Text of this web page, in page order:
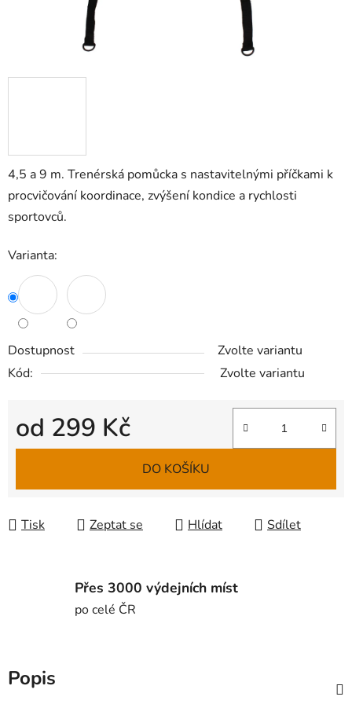
4,5 a 9 m. Trenérská pomůcka s nastavitelnými příčkami k
procvičování koordinace, zvýšení kondice a rychlosti
sportovců.
Varianta:
Dostupnost
Zvolte variantu
Kód:
Zvolte variantu
od 299 Kč
Měrná cena:
DO KOŠÍKU
Tisk Zeptat se Hlídat Sdílet
Přes 3000 výdejních míst
po celé ČR
Popis